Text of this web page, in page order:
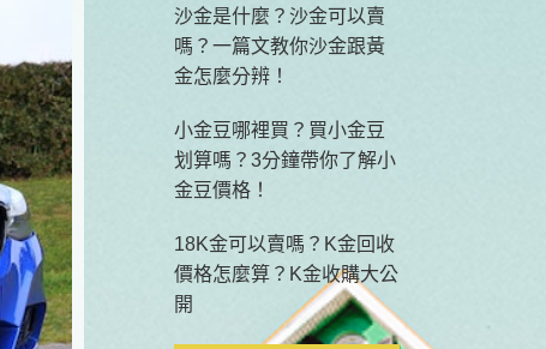
沙金是什麼？沙金可以賣
嗎？一篇文教你沙金跟黃
金怎麼分辨！
小金豆哪裡買？買小金豆
划算嗎？3分鐘帶你了解小
金豆價格！
18K金可以賣嗎？K金回收
價格怎麼算？K金收購大公
開